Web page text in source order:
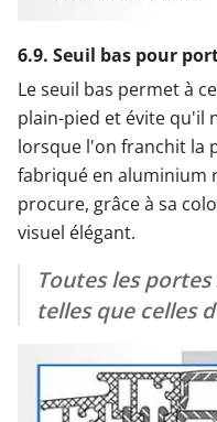
6.9. Seuil bas pour
Le seuil bas permet à
plain-pied et évite qu'il
lorsque l'on franchit la
fabriqué en aluminium
procure, grâce à sa
visuel élégant.
Toutes les
telles que celles